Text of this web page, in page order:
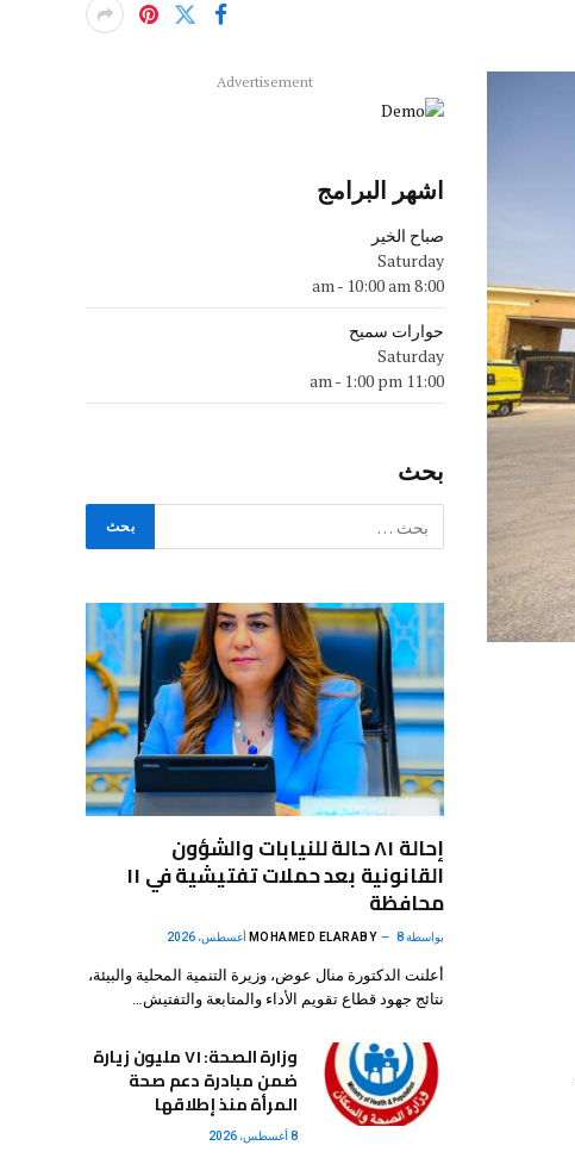
Advertisement
اشهر البرامج
صباح الخير
Saturday
8:00 am
- 10:00 am
حوارات سميح
Saturday
11:00 am
- 1:00 pm
بحث
إحالة ٨١ حالة للنيابات والشؤون
القانونية بعد حملات تفتيشية في ١١
محافظة
بواسطة MOHAMED ELARABY 8 أغسطس، 2026
أعلنت الدكتورة منال عوض، وزيرة التنمية المحلية والبيئة،
نتائج جهود قطاع تقويم الأداء والمتابعة والتفتيش…
وزارة الصحة: ٧١ مليون زيارة
ضمن مبادرة دعم صحة
المرأة منذ إطلاقها
8 أغسطس، 2026